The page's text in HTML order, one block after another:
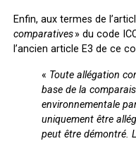
Enfin, aux termes de
comparatives» du code
l’ancien article E3 de ce
« Toute allégation
base de la
environnementale
uniquement être
peut être démontré.